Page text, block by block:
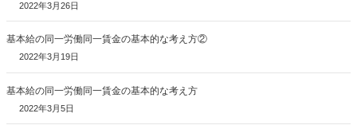
2022年3月26日
基本給の同一労働同一賃金の基本的な考え方②
2022年3月19日
基本給の同一労働同一賃金の基本的な考え方
2022年3月5日